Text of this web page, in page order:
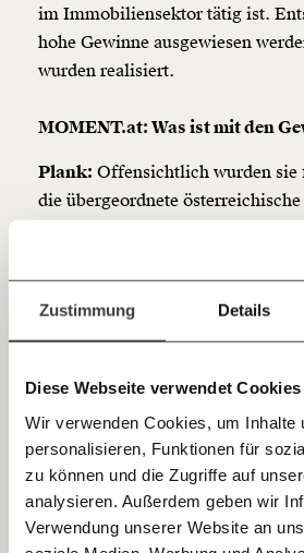
Zustimmung Details
Diese Webseite verwendet Cookies
Wir verwenden Cookies, um Inhalte
personalisieren, Funktionen für
zu können und die Zugriffe auf
analysieren. Außerdem geben wir
Verwendung unserer Website an
Immer auf dem
unsere Wirtschaft so gestalten,
funktioniert. Unsere Recherchen
Netz. Unabhängig und werbefrei.
so bleiben. Kämpf’ mit uns für den
Hier unsere IBAN: AT34 4300
Kontoinhaber: Momentum Institut -
sozialen Fortschritt
Jetzt
einfach
teilen.
E-Mail
Whatsapp
im Immobiliensektor tätig ist.
hohe Gewinne ausgewiesen
wurden realisiert.
MOMENT.at: Was ist mit den
Plank: Offensichtlich wurden sie
die übergeordnete österreichische
vor einem Scherbenhaufen, weil
zusätzlichen Mittel für Personal
nicht mehr in der Gesellschaft
konzernintern nach oben gereicht
Studie beschrieben haben.
MOMENT.at: Das haben Sie
beschrieben: Es wird nicht nur in
Pflegeheimen investiert,
Immobilien. Was passiert da?